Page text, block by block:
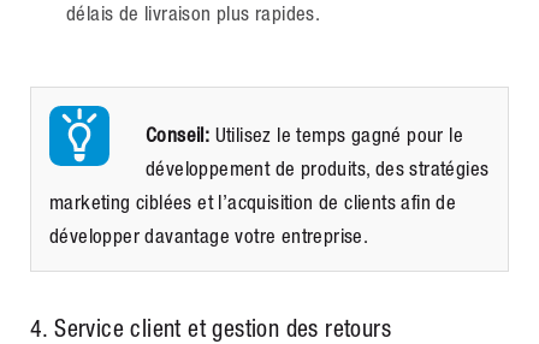
délais de livraison plus rapides.
Conseil: Utilisez le temps gagné pour le
développement de produits, des stratégies
marketing ciblées et l’acquisition de clients afin de
développer davantage votre entreprise.
4. Service client et gestion des retours